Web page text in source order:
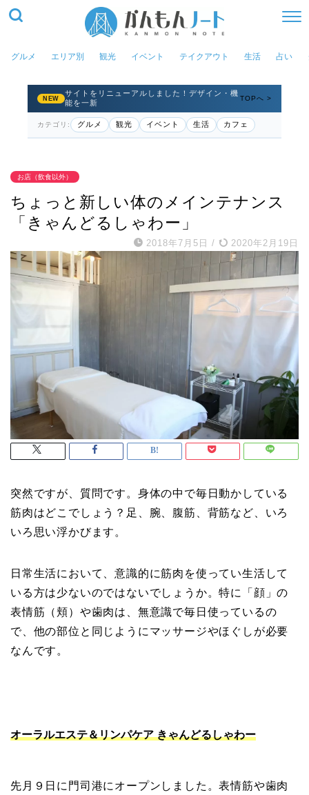
グルメ エリア別 観光 イベント テイクアウト 生活 占い
NEW
サイトをリニューアルしました！デザイン・機
能を一新
TOPへ >
カテゴリ: グルメ 観光 イベント 生活 カフェ
お店（飲食以外）
ちょっと新しい体のメインテナンス
「きゃんどるしゃわー」
2018年7月5日 / 2020年2月19日
突然ですが、質問です。身体の中で毎日動かしている
筋肉はどこでしょう？足、腕、腹筋、背筋など、いろ
いろ思い浮かびます。
日常生活において、意識的に筋肉を使ってい生活して
いる方は少ないのではないでしょうか。特に「顔」の
表情筋（頬）や歯肉は、無意識で毎日使っているの
で、他の部位と同じようにマッサージやほぐしが必要
なんです。
オーラルエステ＆リンパケア きゃんどるしゃわー
先月９日に門司港にオープンしました。表情筋や歯肉